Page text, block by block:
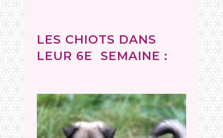
LES CHIOTS DANS
LEUR 6E SEMAINE :